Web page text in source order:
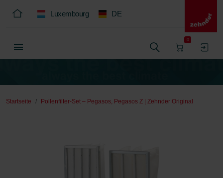
Luxembourg DE
0
Startseite Pollenfilter-Set – Pegasos, Pegasos Z | Zehnder Original